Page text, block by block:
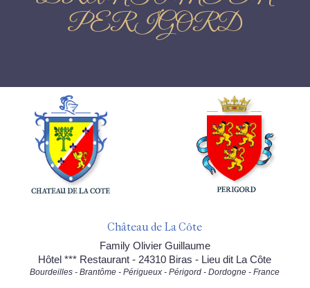
PERIGORD
Château de La Côte
Family Olivier Guillaume
Hôtel *** Restaurant - 24310 Biras - Lieu dit La Côte
Bourdeilles - Brantôme - Périgueux - Périgord - Dordogne - France